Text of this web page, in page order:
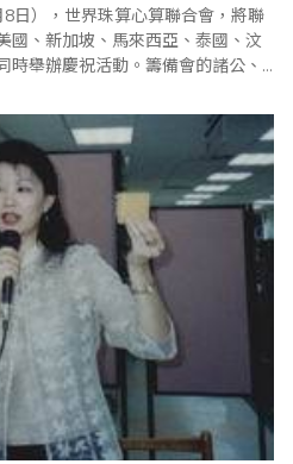
日），世界珠算心算聯合會，將聯
國、新加坡、馬來西亞、泰國、汶
舉辦慶祝活動。籌備會的諸公、
熱心推動，終於完成承先啟後鉅大
四十年餘，內心深感興奮，恭逢珠
參與籌備會的..